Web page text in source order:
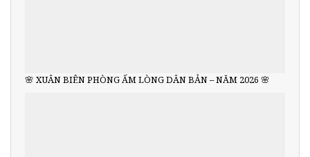
🌸 XUÂN BIÊN PHÒNG ẤM LÒNG DÂN BẢN – NĂM 2026 🌸